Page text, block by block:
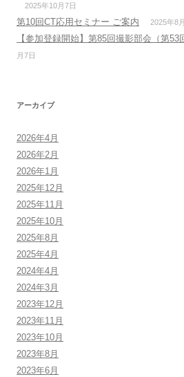
2025年10月7日
第10回CT応用セミナー ご案内 2025年8
【参加登録開始】第85回撮影部会（第53
月7日
アーカイブ
2026年4月
2026年2月
2026年1月
2025年12月
2025年11月
2025年10月
2025年8月
2025年4月
2024年4月
2024年3月
2023年12月
2023年11月
2023年10月
2023年8月
2023年6月